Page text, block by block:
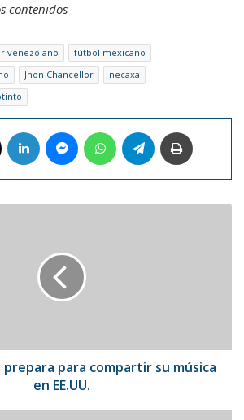
contenidos
venezolano
fútbol mexicano
Jhon Chancellor
necaxa
LinkedIn MessengerWhatsAppTelegram
prepara para compartir su música
en EE.UU.